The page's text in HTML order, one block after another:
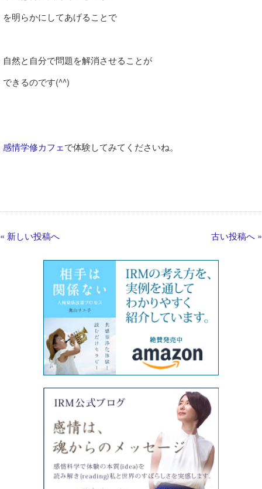
を明らかにしてあげることで
自然と自分で問題を解消させることが
できるのです(^^)
感情学修カフェで体験してみてくださいね。
« 新しい投稿へ 古い投稿へ »